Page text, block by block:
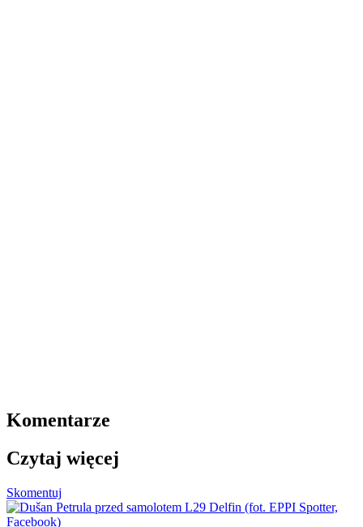
Komentarze
Czytaj więcej
Skomentuj